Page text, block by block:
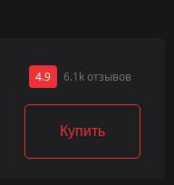
4.9 6.1k отзывов
Купить